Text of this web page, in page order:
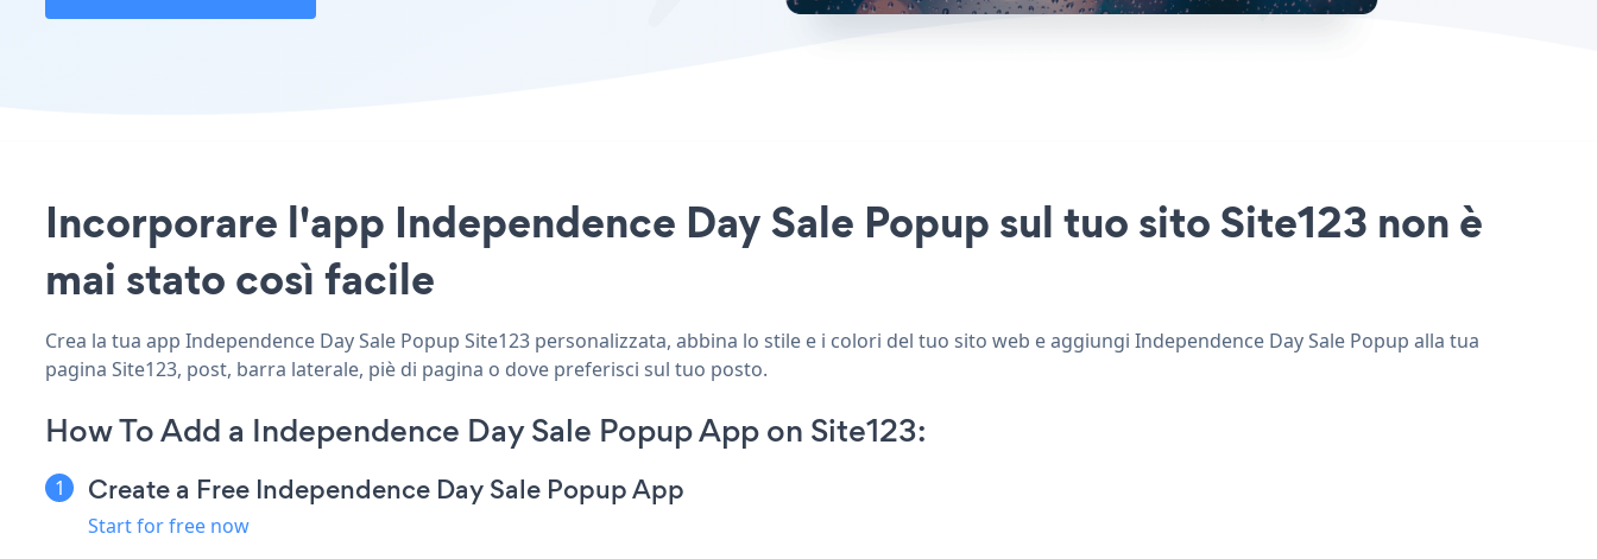
Incorporare l'app Independence Day Sale Popup sul tuo sito Site123 non è
mai stato così facile
Crea la tua app Independence Day Sale Popup Site123 personalizzata, abbina lo stile e i colori del tuo sito web e aggiungi Independence Day Sale Popup alla tua
pagina Site123, post, barra laterale, piè di pagina o dove preferisci sul tuo posto.
How To Add a Independence Day Sale Popup App on Site123:
Create a Free Independence Day Sale Popup App
Start for free now